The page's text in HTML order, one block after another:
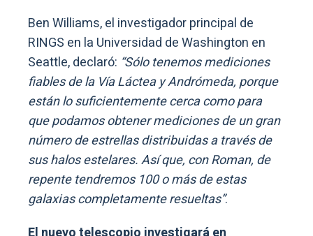
Ben Williams, el investigador principal de
RINGS en la Universidad de Washington en
Seattle, declaró: “Sólo tenemos mediciones
fiables de la Vía Láctea y Andrómeda, porque
están lo suficientemente cerca como para
que podamos obtener mediciones de un gran
número de estrellas distribuidas a través de
sus halos estelares. Así que, con Roman, de
repente tendremos 100 o más de estas
galaxias completamente resueltas”.